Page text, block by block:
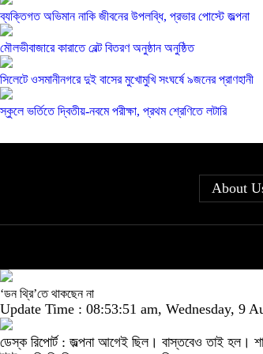
ব্যক্তিগত অভিমান নাকি জীবনের উপলব্ধি, প্রভার পোস্টে জল্পনা
মৌলভীবাজারে কারাতে বেল্ট বিতরণ অনুষ্ঠান অনুষ্ঠিত
সিলেটে ওসমানীনগরে দুই বাসের মুখোমুখি সংঘর্ষে ৯জনের প্রাণহানী
স্কুলে ভর্তিতে দ্বিতীয়-নবমে পরীক্ষা, প্রথম শ্রেণিতে লটারি
About
‘ডন থ্রি’তে থাকছেন না
Update Time : 08:53:51 am, Wednesday, 9
ডেস্ক রিপোর্ট : জল্পনা আগেই ছিল। বাস্তবেও তাই হল।